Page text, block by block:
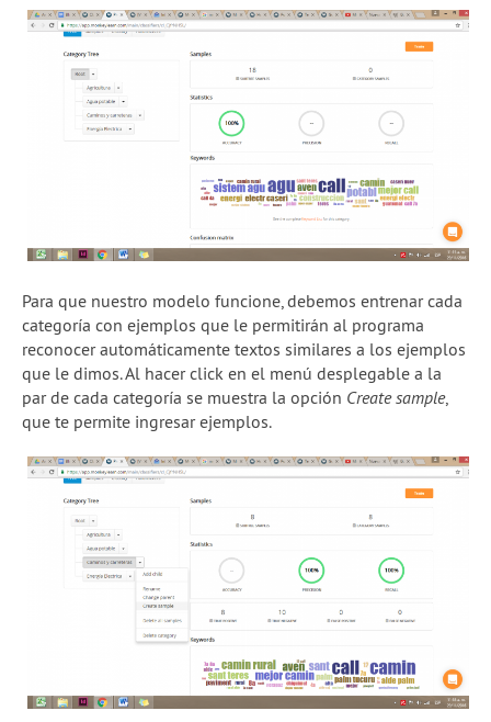
Para que nuestro modelo funcione, debemos entrenar cada
categoría con ejemplos que le permitirán al programa
reconocer automáticamente textos similares a los ejemplos
que le dimos. Al hacer click en el menú desplegable a la
par de cada categoría se muestra la opción Create sample,
que te permite ingresar ejemplos.